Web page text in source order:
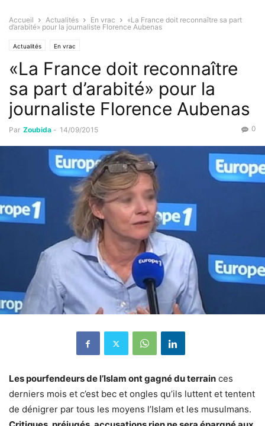
Accueil Actualités En vrac
«La France doit reconnaître sa part
d’arabité» pour la journaliste Florence Aubenas
Actualités En vrac
«La France doit reconnaître
sa part d’arabité» pour la
journaliste Florence Aubenas
Par Zoubida - 14/09/2015 0
Les pourfendeurs de l’Islam ont gagné du terrain ces
derniers mois et c’est bec et ongles qu’ils luttent et tentent
de dénigrer par tous les moyens l’Islam et les musulmans.